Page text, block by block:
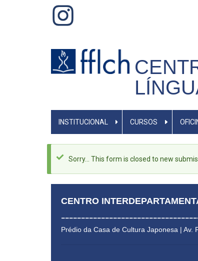
MENU
INSTITUCIONAL CURSOS
Mensagem
de
status
Sorry… This form is closed to new
CENTRO
Prédio da Casa de Cultura Japonesa | Av.